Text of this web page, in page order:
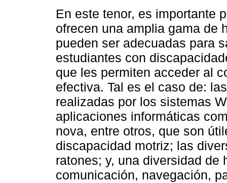
En este tenor, es importante
ofrecen una amplia gama de
pueden ser adecuadas para
estudiantes con
que les permiten acceder al
efectiva. Tal es el caso de:
realizadas por los sistemas
aplicaciones informáticas
nova, entre otros, que son
discapacidad motriz; las
ratones; y, una diversidad de
comunicación, navegación,